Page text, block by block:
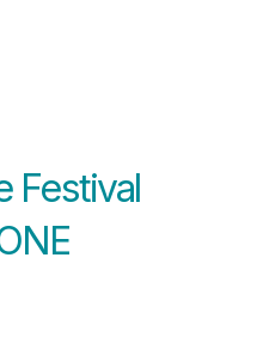
Festival